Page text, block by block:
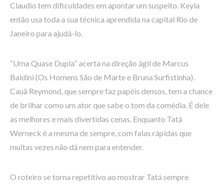
Claudio tem dificuldades em apontar um suspeito. Keyla
então usa toda a sua técnica aprendida na capital Rio de
Janeiro para ajudá-lo.
“Uma Quase Dupla” acerta na direção ágil de Marcus
Baldini (Os Homens São de Marte e Bruna Surfistinha).
Cauã Reymond, que sempre faz papéis densos, tem a chance
de brilhar como um ator que sabe o tom da comédia. É dele
as melhores e mais divertidas cenas. Enquanto Tatá
Werneck é a mesma de sempre, com falas rápidas que
muitas vezes não dá nem para entender.
O roteiro se torna repetitivo ao mostrar Tatá sempre